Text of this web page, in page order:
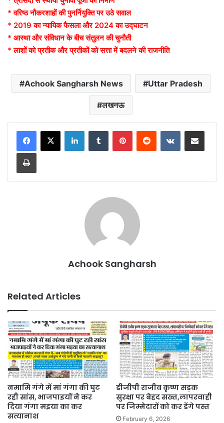
* वरिष्ठ नौकरशाहों की पुनर्नियुक्ति पर उठे सवाल
* 2019 का न्यायिक फैसला और 2024 का उद्घाटन
* आस्था और संविधान के बीच संतुलन की चुनौती
* लाशों को प्रतीक और प्रतीकों को सत्ता में बदलने की राजनीति
Achook Sangharsh News Uttar Pradesh
लखनऊ
LinkedInTumblr PinterestReddit VKontakteShare via Email
Print
Achook Sangharsh
Related Articles
नमामि गंगे में मां गंगा की घुट
रही सांस, भाजपाइयों ने कर
दिया गंगा मइया का कर
सत्यानाश
डीजीपी राजीव कृष्ण सड़क
सुरक्षा पर बेहद सख्त,लापरवाही
पर जिम्मेदारों को कर डेंगे पस्त
February 6, 2026